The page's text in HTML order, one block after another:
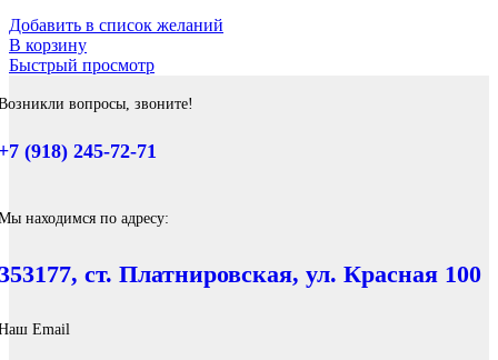
Добавить в список желаний
В корзину
Быстрый просмотр
вопросы, звоните!
(918) 245-72-71
находимся по адресу:
ст. Платнировская, ул. Красная 100
Email